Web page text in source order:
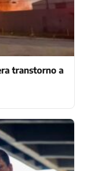
transtorno a